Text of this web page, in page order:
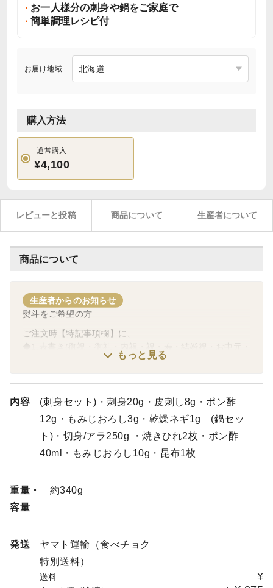
お一人様分の刺身や鍋をご家庭で
簡単調理レシピ付
お届け地域
購入方法
通常購入
¥4,100
レビューと投稿 商品について 生産者について
商品について
生産者からのお知らせ
熨斗をご希望の方
ご注文時【特記事項欄】に、
◆1.表書き(御祝・御礼・内祝・祝・寿・結婚祝・お中元・
お歳暮・お父さんありがとう)などをご記名ください。
◆2.のし紙に記入するお名前
※先方様のお名前ではなく、贈り物をする側の方のお名前
が入ります。ご記名なしの場合は無記入のまま。
もっと見る
内容
(刺身セット)・刺身20g・皮刺し8g・ポン酢
12g・もみじおろし3g・乾燥ネギ1g (鍋セッ
ト)・切身/アラ250g ・焼きひれ2枚・ポン酢
40ml・もみじおろし10g・昆布1枚
重量・
容量
約340g
発送
ヤマト運輸（食べチョク
特別送料）
送料 ¥